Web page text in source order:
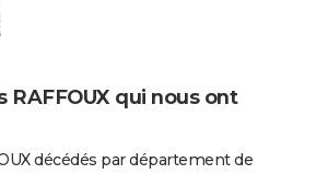
RAFFOUX qui nous ont
décédés par département de